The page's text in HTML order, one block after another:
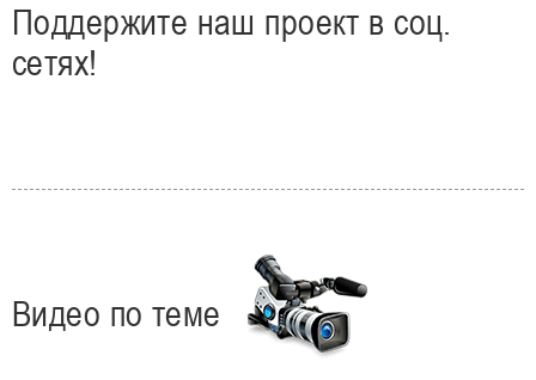
Поддержите наш проект в соц.
сетях!
Видео по теме